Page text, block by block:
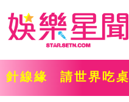
針線緣 請世界吃桌